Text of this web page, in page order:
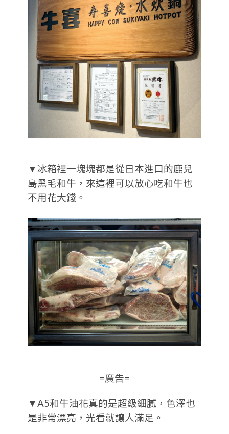
▼冰箱裡一塊塊都是從日本進口的鹿兒
島黑毛和牛，來這裡可以放心吃和牛也
不用花大錢。
=廣告=
▼A5和牛油花真的是超級細膩，色澤也
是非常漂亮，光看就讓人滿足。